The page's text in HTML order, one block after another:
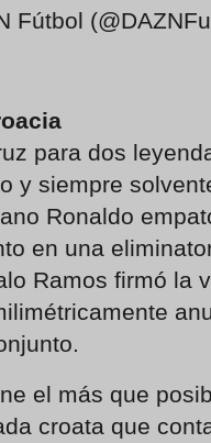
Fútbol
para dos
y siempre
Ronaldo
en una
Ramos firmó la
el más que
croata que